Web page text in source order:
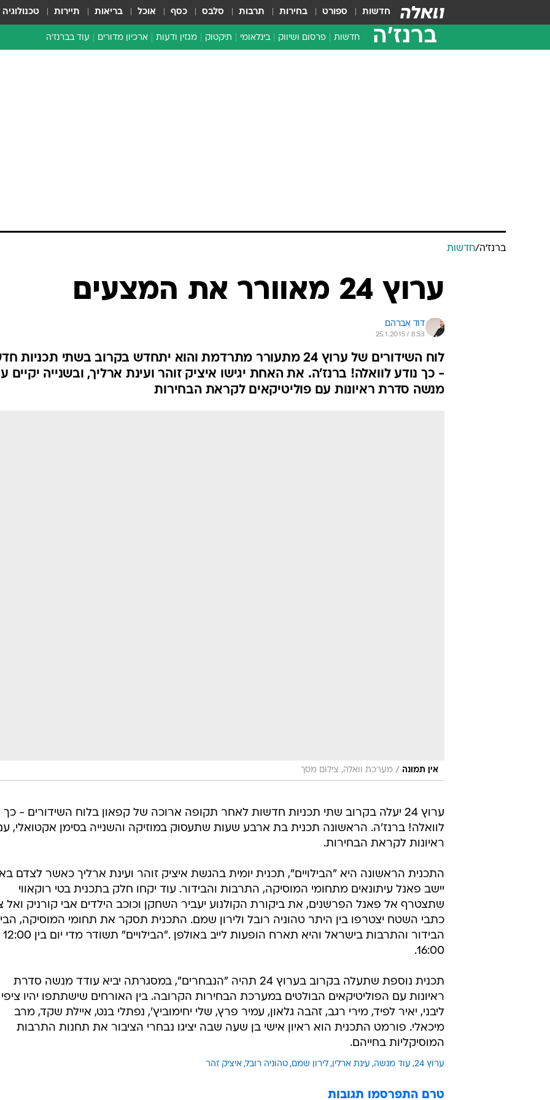
חדשות ספורט בחירות תרבות סלבס כסף אוכל בריאות תיירות טכנולוגיה
ברנז'ה חדשות פרסום ושיווק בינלאומי תיקטוק מגזין ודעות ארכיון מדורים עוד בברנז'ה
ברנז'ה/חדשות
ערוץ 24 מאוורר את המצעים
דוד אברהם
25.1.2015 / 8:53
לוח השידורים של ערוץ 24 מתעורר מתרדמת והוא יתחדש בקרוב בשתי תכניות
- כך נודע לוואלה! ברנז'ה. את האחת יגישו איציק זוהר ועינת ארליך, ובשנייה יקיים
מנשה סדרת ראיונות עם פוליטיקאים לקראת הבחירות
אין תמונה / מערכת וואלה, צילום מסך
ערוץ 24 יעלה בקרוב שתי תכניות חדשות לאחר תקופה ארוכה של קפאון בלוח השידורים - כך
לוואלה! ברנז'ה. הראשונה תכנית בת ארבע שעות שתעסוק במוזיקה והשנייה בסימן אקטואלי,
ראיונות לקראת הבחירות.
התכנית הראשונה היא "הבילויים", תכנית יומית בהגשת איציק זוהר ועינת ארליך כאשר לצדם
יישב פאנל עיתונאים מתחומי המוסיקה, התרבות והבידור. עוד יקחו חלק בתכנית בטי רוקאווי
שתצטרף אל פאנל הפרשנים, את ביקורת הקולנוע יעביר השחקן וכוכב הילדים אבי קורניק ואל
כתבי השטח יצטרפו בין היתר טהוניה רובל ולירון שמם. התכנית תסקר את תחומי המוסיקה,
16:00.
תכנית נוספת שתעלה בקרוב בערוץ 24 תהיה "הנבחרים", במסגרתה יביא עודד מנשה סדרת
ראיונות עם הפוליטיקאים הבולטים במערכת הבחירות הקרובה. בין האורחים שישתתפו יהיו ציפי
ליבני, יאיר לפיד, מירי רגב, זהבה גלאון, עמיר פרץ, שלי יחימוביץ', נפתלי בנט, איילת שקד, מרב
מיכאלי. פורמט התכנית הוא ראיון אישי בן שעה שבה יציגו נבחרי הציבור את תחנות התרבות
המוסיקליות בחייהם.
ערוץ 24 עוד מנשה עינת ארלין לירון שמם טהוניה רובל איציק זהר
טרם התפרסמו תגובות